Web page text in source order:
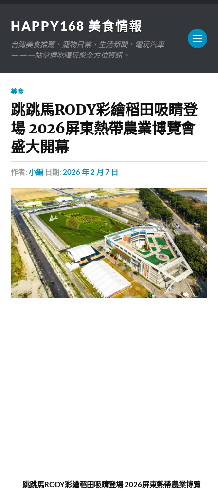
HAPPY168 美食情報
台灣美食推薦、寵物日常、生活新聞、電玩汽車
——一站掌握吃喝玩樂全方位資訊。
美食
跳跳馬RODY彩繪稻田吸睛登
場 2026屏東熱帶農業博覽會
盛大開幕
作者:小編 日期: 2026 年 2 月 7 日
跳跳馬RODY彩繪稻田吸睛登場 2026屏東熱帶農業博覽